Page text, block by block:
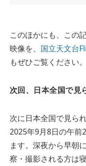
このほかにも、この
映像を、 国立天文台
もぜひご覧ください。
次回、日本全国で見
次に日本全国で見ら
2025年9月8日の午前
ます。深夜から早朝
察・撮影される方は